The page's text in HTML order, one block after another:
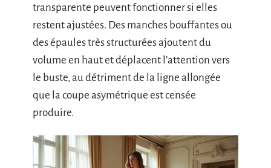
transparente peuvent fonctionner si elles
restent ajustées. Des manches bouffantes ou
des épaules très structurées ajoutent du
volume en haut et déplacent l’attention vers
le buste, au détriment de la ligne allongée
que la coupe asymétrique est censée
produire.